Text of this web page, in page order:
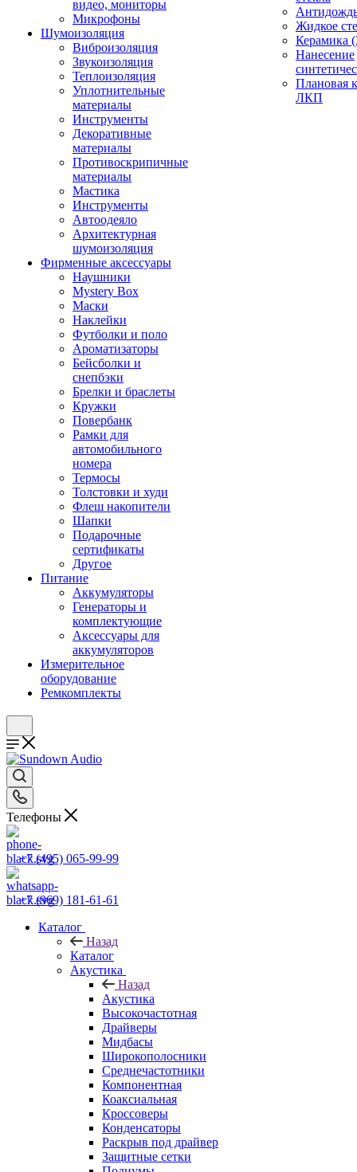
видео, мониторы
Микрофоны
Шумоизоляция
Виброизоляция
Звукоизоляция
Теплоизоляция
Уплотнительные
материалы
Инструменты
Декоративные
материалы
Противоскрипичные
материалы
Мастика
Инструменты
Автоодеяло
Архитектурная
шумоизоляция
Фирменные аксессуары
Наушники
Mystery Box
Маски
Наклейки
Футболки и поло
Ароматизаторы
Бейсболки и
снепбэки
Брелки и браслеты
Кружки
Повербанк
Рамки для
автомобильного
номера
Термосы
Толстовки и худи
Флеш накопители
Шапки
Подарочные
сертификаты
Другое
Питание
Аккумуляторы
Генераторы и
комплектующие
Аксессуары для
аккумуляторов
Измерительное
оборудование
Ремкомплекты
Жидкое
Керамика
Нанесение
Плановая
ЛКП
Телефоны
+7 (495) 065-99-99
+7 (969) 181-61-61
Каталог
Назад
Каталог
Акустика
Назад
Акустика
Высокочастотная
Драйверы
Мидбасы
Широкополосники
Среднечастотники
Компонентная
Коаксиальная
Кроссоверы
Конденсаторы
Раскрыв под драйвер
Защитные сетки